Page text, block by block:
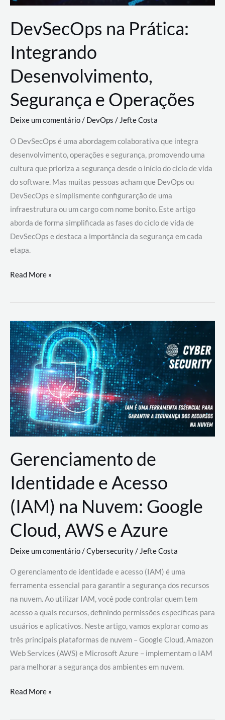
DevSecOps na Prática:
Integrando
Desenvolvimento,
Segurança e Operações
Deixe um comentário/ DevOps /Jefte Costa
O DevSecOps é uma abordagem colaborativa que integra
desenvolvimento, operações e segurança, promovendo uma
cultura que prioriza a segurança desde o início do ciclo de vida
do software. Mas muitas pessoas acham que DevOps ou
DevSecOps e simplismente configurarção de uma
infraestrutura ou um cargo com nome bonito. Este artigo
aborda de forma simplificada as fases do ciclo de vida de
DevSecOps e destaca a importância da segurança em cada
etapa.
DevSecOps
Prática:
Desenvolvimento,
Segurança
e
Operações
Read More »
Gerenciamento de
Identidade e Acesso
(IAM) na Nuvem: Google
Cloud, AWS e Azure
Deixe um comentário/Cybersecurity/ Jefte Costa
O gerenciamento de identidade e acesso (IAM) é uma
ferramenta essencial para garantir a segurança dos recursos
na nuvem. Ao utilizar IAM, você pode controlar quem tem
acesso a quais recursos, definindo permissões específicas para
usuários e aplicativos. Neste artigo, vamos explorar como as
três principais plataformas de nuvem – Google Cloud, Amazon
Web Services (AWS) e Microsoft Azure – implementam o IAM
para melhorar a segurança dos ambientes em nuvem.
Gerenciamento
Read More »